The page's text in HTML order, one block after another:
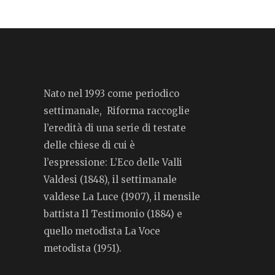
Nato nel 1993 come periodico
settimanale, Riforma raccoglie
l’eredità di una serie di testate
delle chiese di cui è
l’espressione: L’Eco delle Valli
Valdesi (1848), il settimanale
valdese La Luce (1907), il mensile
battista Il Testimonio (1884) e
quello metodista La Voce
metodista (1951).